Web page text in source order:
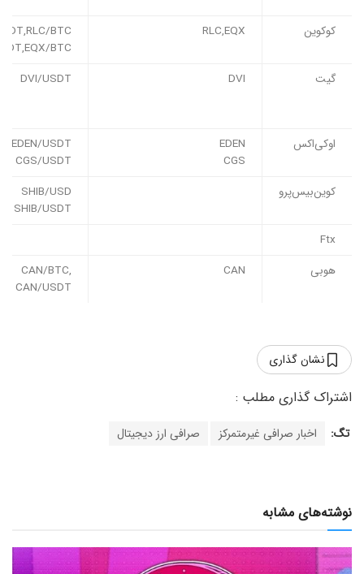
کوکوین RLC,EQX
BTC
BTC
گیت
DVI
DVI/USDT
اوکی‌اکس
EDEN
CGS
EDEN/USDT
CGS/USDT
کوین‌بیس‌پرو
SHIB/USD
SHIB/USDT
Ftx
هوبی
CAN
CAN/BTC,
CAN/USDT
نشان گذاری
تگ: اخبار صرافی غیرمتمرکز صرافی ارز دیجیتال
نوشته‌های مشابه